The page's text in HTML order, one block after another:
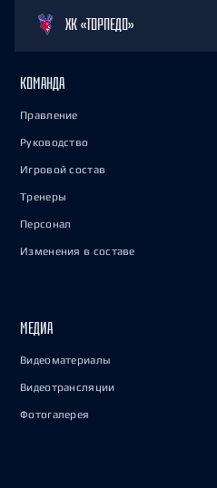
ХК «ТОРПЕДО»
КОМАНДА
Правление
Руководство
Игровой состав
Тренеры
Персонал
Изменения в составе
МЕДИА
Видеоматериалы
Видеотрансляции
Фотогалерея